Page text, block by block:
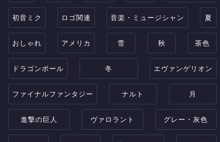
初音ミク ロゴ関連 音楽・ミュージシャン 夏
おしゃれ アメリカ 雪 秋 茶色
ドラゴンボール 冬 エヴァンゲリオン
ファイナルファンタジー ナルト 月
進撃の巨人 ヴァロラント グレー・灰色